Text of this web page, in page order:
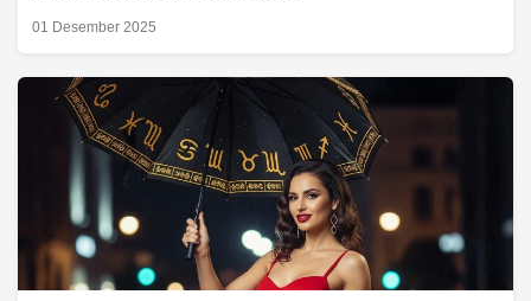
01 Desember 2025